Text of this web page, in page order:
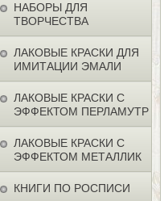
НАБОРЫ ДЛЯ
ТВОРЧЕСТВА
ЛАКОВЫЕ КРАСКИ ДЛЯ
ИМИТАЦИИ ЭМАЛИ
ЛАКОВЫЕ КРАСКИ С
ЭФФЕКТОМ ПЕРЛАМУТР
ЛАКОВЫЕ КРАСКИ С
ЭФФЕКТОМ МЕТАЛЛИК
КНИГИ ПО РОСПИСИ